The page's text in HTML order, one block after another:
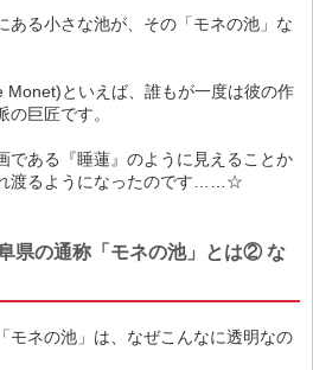
ある小さな池が、その「モネの池」な
Monet)といえば、誰もが一度は彼の作
巨匠です。
である『睡蓮』のように見えることか
渡るようになったのです……☆
県の通称「モネの池」とは② な
モネの池」は、なぜこんなに透明なの